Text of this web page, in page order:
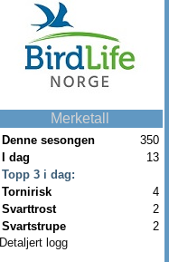
Merketall
Denne sesongen
350
I dag
13
Topp 3 i dag:
Tornirisk
4
Svarttrost
2
Svartstrupe
2
Detaljert logg